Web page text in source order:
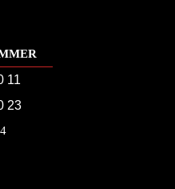
11
23